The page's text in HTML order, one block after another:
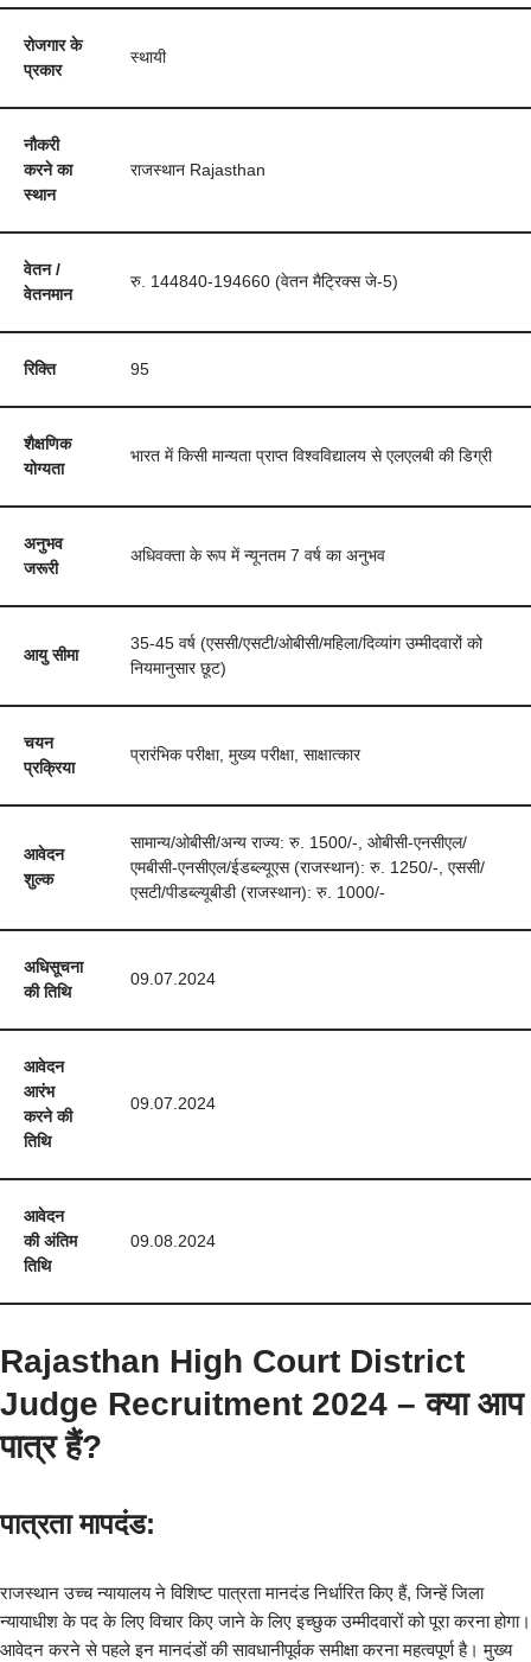
रोजगार के
प्रकार
स्थायी
नौकरी
करने का
स्थान
राजस्थान Rajasthan
वेतन /
वेतनमान
रु. 144840-194660 (वेतन मैट्रिक्स जे-5)
रिक्ति 95
शैक्षणिक
योग्यता
भारत में किसी मान्यता प्राप्त विश्वविद्यालय से एलएलबी की डिग्री
अनुभव
जरूरी
अधिवक्ता के रूप में न्यूनतम 7 वर्ष का अनुभव
आयु सीमा
35-45 वर्ष (एससी/एसटी/ओबीसी/महिला/दिव्यांग उम्मीदवारों को
नियमानुसार छूट)
चयन
प्रक्रिया
प्रारंभिक परीक्षा, मुख्य परीक्षा, साक्षात्कार
आवेदन
शुल्क
सामान्य/ओबीसी/अन्य राज्य: रु. 1500/-, ओबीसी-एनसीएल/
एमबीसी-एनसीएल/ईडब्ल्यूएस (राजस्थान): रु. 1250/-, एससी/
एसटी/पीडब्ल्यूबीडी (राजस्थान): रु. 1000/-
अधिसूचना
की तिथि
09.07.2024
आवेदन
आरंभ
करने की
तिथि
09.07.2024
आवेदन
की अंतिम
तिथि
09.08.2024
Rajasthan High Court District
Judge Recruitment 2024 – क्या आप
पात्र हैं?
पात्रता मापदंड:
राजस्थान उच्च न्यायालय ने विशिष्ट पात्रता मानदंड निर्धारित किए हैं, जिन्हें जिला
न्यायाधीश के पद के लिए विचार किए जाने के लिए इच्छुक उम्मीदवारों को पूरा करना होगा।
आवेदन करने से पहले इन मानदंडों की सावधानीपूर्वक समीक्षा करना महत्वपूर्ण है। मुख्य